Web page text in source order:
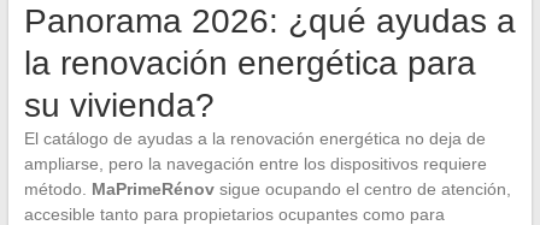
Panorama 2026: ¿qué ayudas a
la renovación energética para
su vivienda?
El catálogo de ayudas a la renovación energética no deja de
ampliarse, pero la navegación entre los dispositivos requiere
método. MaPrimeRénovsigue ocupando el centro de atención,
accesible tanto para propietarios ocupantes como para